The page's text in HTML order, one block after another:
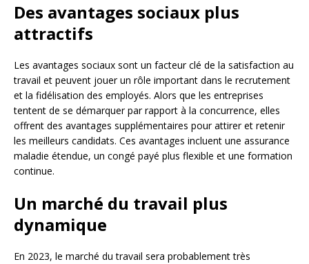
Des avantages sociaux plus
attractifs
Les avantages sociaux sont un facteur clé de la satisfaction au
travail et peuvent jouer un rôle important dans le recrutement
et la fidélisation des employés. Alors que les entreprises
tentent de se démarquer par rapport à la concurrence, elles
offrent des avantages supplémentaires pour attirer et retenir
les meilleurs candidats. Ces avantages incluent une assurance
maladie étendue, un congé payé plus flexible et une formation
continue.
Un marché du travail plus
dynamique
En 2023, le marché du travail sera probablement très